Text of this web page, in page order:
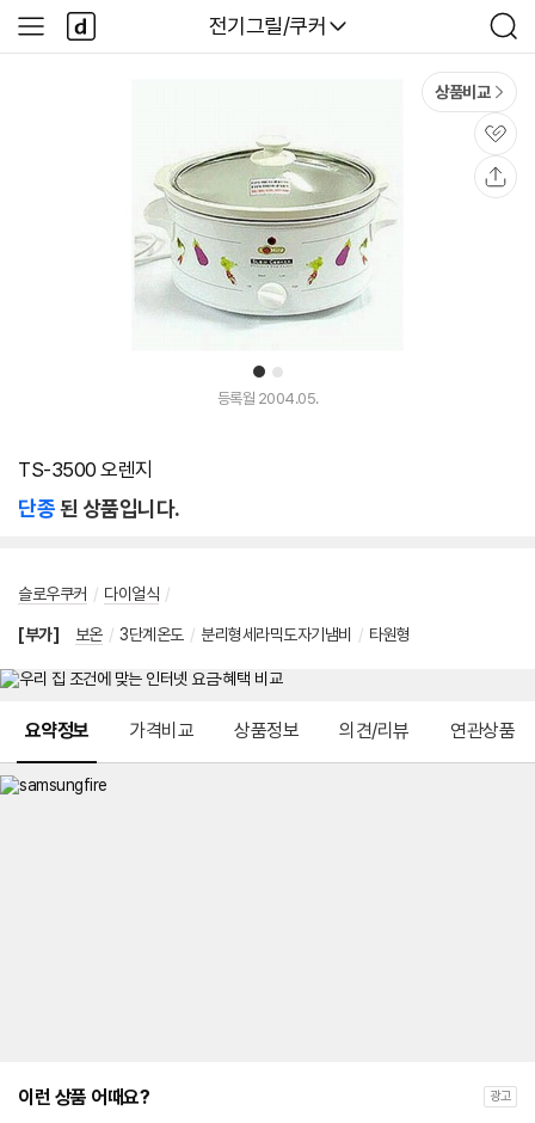
다나와
전기그릴/쿠커
검
색
사
이
다
나
와
1 2
상품비교
관
심
등록월 2004.05.
TS-3500 오렌지
단종된 상품입니다.
슬로우쿠커 / 다이얼식 /
[부가] 보온 / 3단계온도 / 분리형세라믹도자기냄비 / 타원형
요약정보 가격비교 상품정보 의견/리뷰 연관상품
이런 상품 어때요? 광고